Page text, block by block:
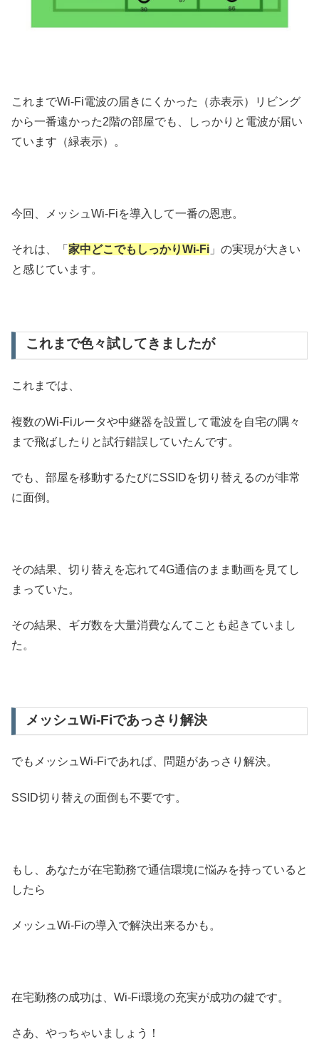
これまでWi-Fi電波の届きにくかった（赤表示）リビング
から一番遠かった2階の部屋でも、しっかりと電波が届い
ています（緑表示）。
今回、メッシュWi-Fiを導入して一番の恩恵。
それは、「 家中どこでもしっかりWi-Fi 」の実現が大きい
と感じています。
これまで色々試してきましたが
これまでは、
複数のWi-Fiルータや中継器を設置して電波を自宅の隅々
まで飛ばしたりと試行錯誤していたんです。
でも、部屋を移動するたびにSSIDを切り替えるのが非常
に面倒。
その結果、切り替えを忘れて4G通信のまま動画を見てし
まっていた。
その結果、ギガ数を大量消費なんてことも起きていまし
た。
メッシュWi-Fiであっさり解決
でもメッシュWi-Fiであれば、問題があっさり解決。
SSID切り替えの面倒も不要です。
もし、あなたが在宅勤務で通信環境に悩みを持っていると
したら
メッシュWi-Fiの導入で解決出来るかも。
在宅勤務の成功は、Wi-Fi環境の充実が成功の鍵です。
さあ、やっちゃいましょう！